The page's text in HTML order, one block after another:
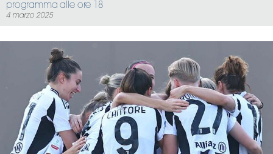
programma alle ore 18
4 marzo 2025